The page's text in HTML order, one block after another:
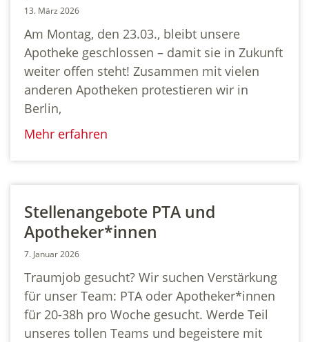
13. März 2026
Am Montag, den 23.03., bleibt unsere
Apotheke geschlossen – damit sie in Zukunft
weiter offen steht! Zusammen mit vielen
anderen Apotheken protestieren wir in
Berlin,
Mehr erfahren
Stellenangebote PTA und
Apotheker*innen
7. Januar 2026
Traumjob gesucht? Wir suchen Verstärkung
für unser Team: PTA oder Apotheker*innen
für 20-38h pro Woche gesucht. Werde Teil
unseres tollen Teams und begeistere mit